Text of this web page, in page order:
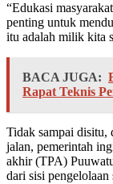
“Edukasi
penting untuk
itu adalah milik kita
BACA JUGA:
Rapat Teknis
Tidak sampai disitu,
jalan, pemerintah
akhir (TPA)
dari sisi pengelolaan